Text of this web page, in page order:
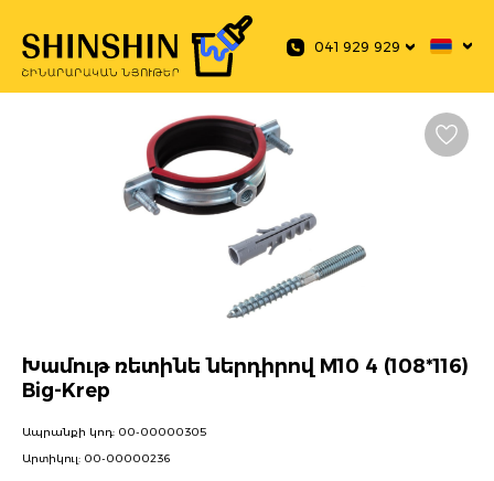
041 929 929
Խամութ ռետինե ներդիրով M10 4 (108*116)
Big-Krep
Ապրանքի կոդ: 00-00000305
Արտիկուլ: 00-00000236